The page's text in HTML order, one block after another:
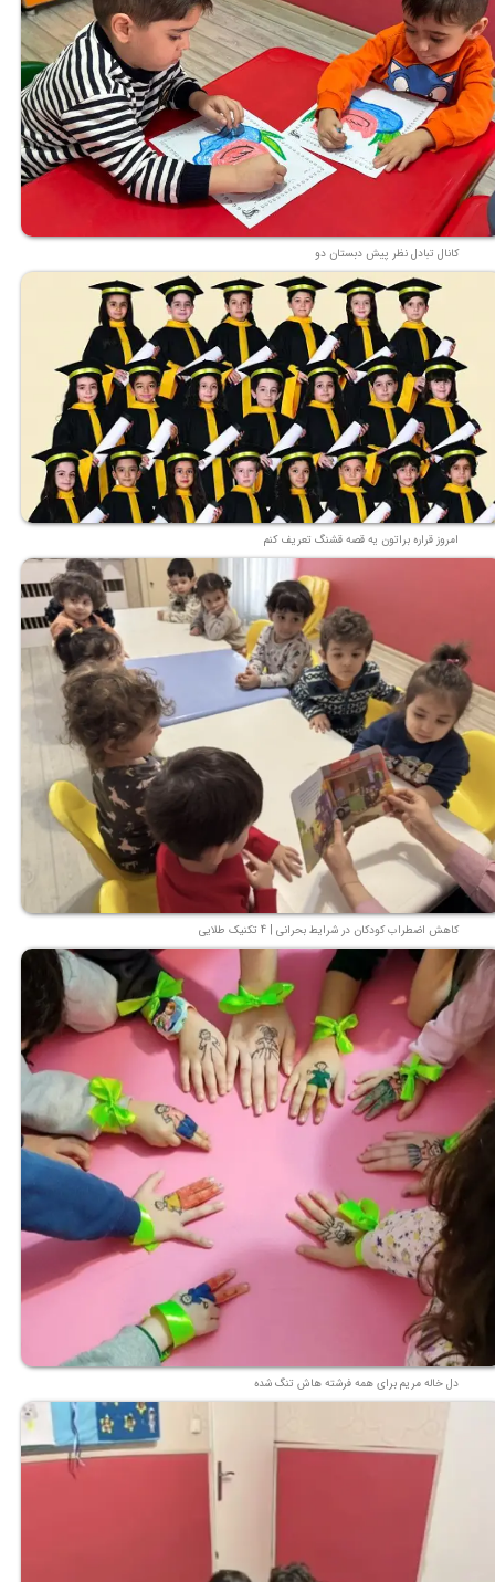
کانال تبادل نظر پیش دبستان دو
امروز قراره براتون یه قصه قشنگ تعریف کنم
کاهش اضطراب کودکان در شرایط بحرانی | 4 تکنیک طلایی
دل خاله مریم برای همه فرشته هاش تنگ شده